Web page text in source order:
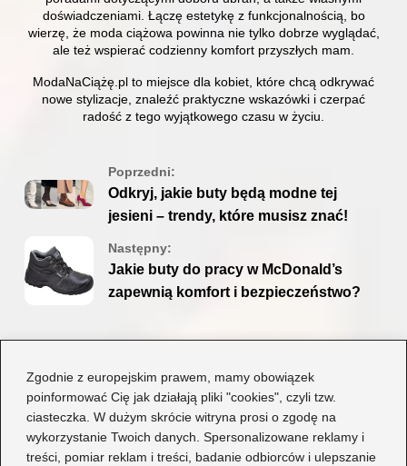
Zgodnie z europejskim prawem, mamy obowiązek
poinformować Cię jak działają pliki "cookies", czyli tzw.
ciasteczka. W dużym skrócie witryna prosi o zgodę na
wykorzystanie Twoich danych. Spersonalizowane reklamy i
treści, pomiar reklam i treści, badanie odbiorców i ulepszanie
doświadczeniami. Łączę estetykę z funkcjonalnością, bo
wierzę, że moda ciążowa powinna nie tylko dobrze wyglądać,
ale też wspierać codzienny komfort przyszłych mam.
ModaNaCiążę.pl to miejsce dla kobiet, które chcą odkrywać
nowe stylizacje, znaleźć praktyczne wskazówki i czerpać
radość z tego wyjątkowego czasu w życiu.
Poprzedni:
Odkryj, jakie buty będą modne tej
jesieni – trendy, które musisz znać!
Następny:
Jakie buty do pracy w McDonald’s
zapewnią komfort i bezpieczeństwo?
Dodaj komentarz
Twój adres email nie zostanie opublikowany.
Wymagane pola są oznaczone*